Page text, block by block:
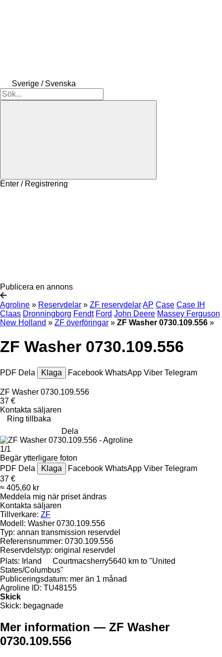
Sverige / Svenska
Enter / Registrering
Publicera en annons
Agroline » Reservdelar » ZF reservdelarAP Case Case IH
Claas Dronningborg Fendt Ford John Deere Massey Ferguson
New Holland » ZF överföringar » ZF Washer 0730.109.556 »
ZF Washer 0730.109.556
PDF Dela Klaga Facebook WhatsApp Viber Telegram
ZF Washer 0730.109.556
37 €
Kontakta säljaren
Ring tillbaka
Dela
1/1
Begär ytterligare foton
PDF Dela Klaga Facebook WhatsApp Viber Telegram
37 €
≈ 405,60 kr
Meddela mig när priset ändras
Kontakta säljaren
Tillverkare: ZF
Modell: Washer 0730.109.556
Typ: annan transmission reservdel
Referensnummer: 0730.109.556
Reservdelstyp: original reservdel
Plats: Irland Courtmacsherry5640 km to "United
States/Columbus"
Publiceringsdatum: mer än 1 månad
Agroline ID: TU48155
Skick
Skick: begagnade
Mer information — ZF Washer
0730.109.556